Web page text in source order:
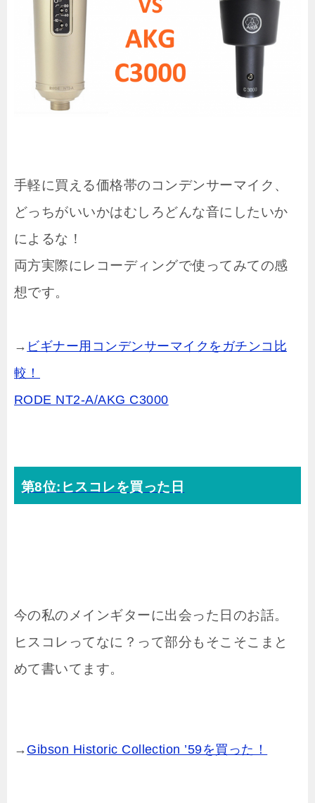
手軽に買える価格帯のコンデンサーマイク、
どっちがいいかはむしろどんな音にしたいか
によるな！
両方実際にレコーディングで使ってみての感
想です。
→ ビギナー用コンデンサーマイクをガチンコ比
較！
RODE NT2-A/AKG C3000
第8位:ヒスコレを買った日
今の私のメインギターに出会った日のお話。
ヒスコレってなに？って部分もそこそこまと
めて書いてます。
→ Gibson Historic Collection ’59を買った！